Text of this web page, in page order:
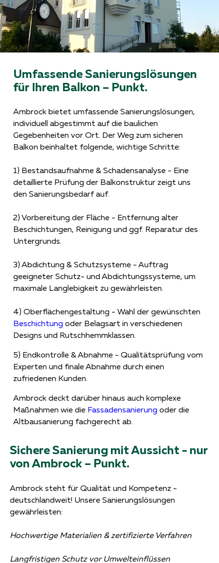
Umfassende Sanierungslösungen
für Ihren Balkon – Punkt.
Ambrock bietet umfassende Sanierungslösungen,
individuell abgestimmt auf die baulichen
Gegebenheiten vor Ort. Der Weg zum sicheren
Balkon beinhaltet folgende, wichtige Schritte:
1) Bestandsaufnahme & Schadensanalyse - Eine
detaillierte Prüfung der Balkonstruktur zeigt uns
den Sanierungsbedarf auf.
2) Vorbereitung der Fläche - Entfernung alter
Beschichtungen, Reinigung und ggf. Reparatur des
Untergrunds.
3) Abdichtung & Schutzsysteme - Auftrag
geeigneter Schutz- und Abdichtungssysteme, um
maximale Langlebigkeit zu gewährleisten.
4) Oberflächengestaltung - Wahl der gewünschten
Beschichtung oder Belagsart in verschiedenen
Designs und Rutschhemmklassen.
5) Endkontrolle & Abnahme - Qualitätsprüfung vom
Experten und finale Abnahme durch einen
zufriedenen Kunden.
Ambrock deckt darüber hinaus auch komplexe
Maßnahmen wie die Fassadensanierung oder die
Altbausanierung fachgerecht ab.
Sichere Sanierung mit Aussicht - nur
von Ambrock – Punkt.
Ambrock steht für Qualität und Kompetenz -
deutschlandweit! Unsere Sanierungslösungen
gewährleisten:
Hochwertige Materialien & zertifizierte Verfahren
Langfristigen Schutz vor Umwelteinflüssen